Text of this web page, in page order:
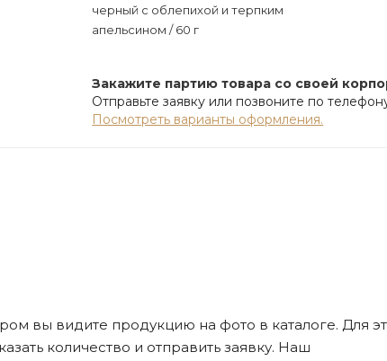
черный с облепихой и терпким
апельсином / 60 г
Закажите партию товара со своей
Отправьте заявку или позвоните по
Посмотреть варианты оформления.
вы видите продукцию на фото в каталоге. Для
количество и отправить заявку. Наш